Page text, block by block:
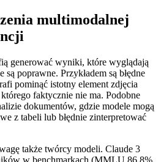
multimodalnej
generować wyniki, które wyglądają
poprawne. Przykładem są błędne
pominąć istotny element zdjęcia
faktycznie nie ma. Podobne
dokumentów, gdzie modele mogą
z tabeli lub błędnie zinterpretować
także twórcy modeli. Claude 3
w benchmarkach (MMLU 86,8%,